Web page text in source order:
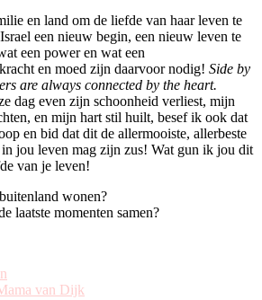
en land om de liefde van haar leven te
een nieuw begin, een nieuw leven te
een power en wat een
en moed zijn daarvoor nodig! Side by
are always connected by the heart.
dag even zijn schoonheid verliest, mijn
en mijn hart stil huilt, besef ik ook dat
en bid dat dit de allermooiste, allerbeste
jou leven mag zijn zus! Wat gun ik jou dit
van je leven!
wonen?
laatste momenten samen?
van Dijk